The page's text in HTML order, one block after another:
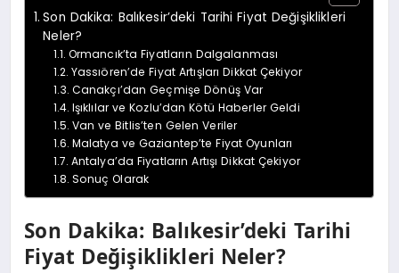
Son Dakika: Balıkesir’deki Tarihi Fiyat Değişiklikleri
Neler?
Ormancık’ta Fiyatların Dalgalanması
Yassıören’de Fiyat Artışları Dikkat Çekiyor
Canakçı’dan Geçmişe Dönüş Var
Işıklılar ve Kozlu’dan Kötü Haberler Geldi
Van ve Bitlis’ten Gelen Veriler
Malatya ve Gaziantep’te Fiyat Oyunları
Antalya’da Fiyatların Artışı Dikkat Çekiyor
Sonuç Olarak
Son Dakika: Balıkesir’deki Tarihi
Fiyat Değişiklikleri Neler?